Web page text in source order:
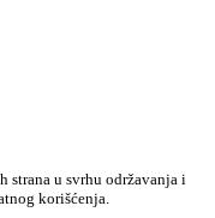
strana u svrhu održavanja i
korišćenja.